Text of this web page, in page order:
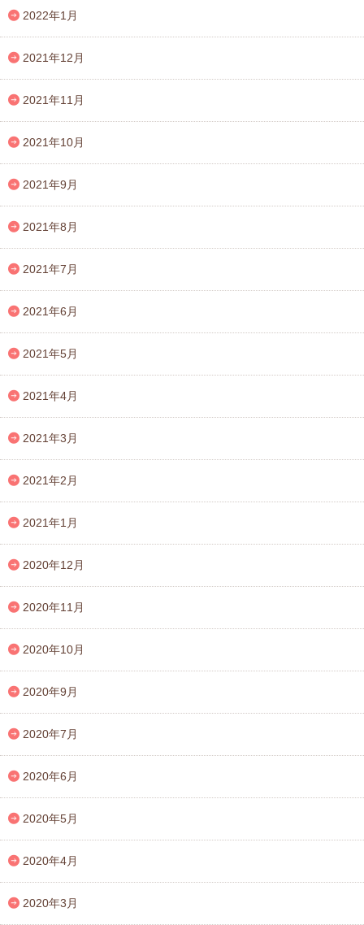
2022年1月
2021年12月
2021年11月
2021年10月
2021年9月
2021年8月
2021年7月
2021年6月
2021年5月
2021年4月
2021年3月
2021年2月
2021年1月
2020年12月
2020年11月
2020年10月
2020年9月
2020年7月
2020年6月
2020年5月
2020年4月
2020年3月